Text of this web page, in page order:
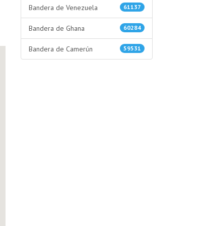
61137
Bandera de Venezuela
60284
Bandera de Ghana
59531
Bandera de Camerún